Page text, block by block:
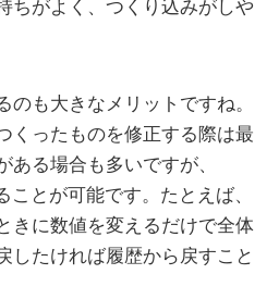
ちがよく、つくり込みがしや
のも大きなメリットですね。
くったものを修正する際は最
る場合も多いですが、
とが可能です。たとえば、
きに数値を変えるだけで全体
したければ履歴から戻すこと